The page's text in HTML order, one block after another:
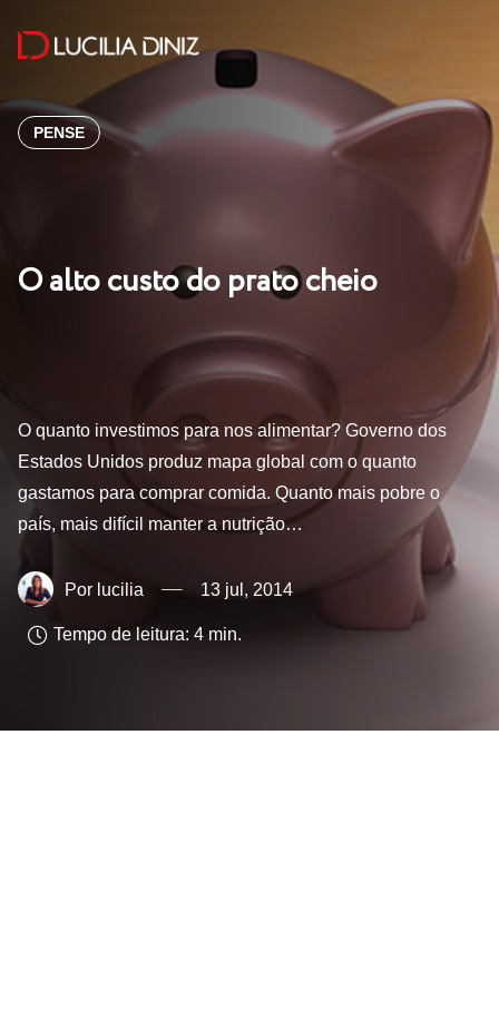
PENSE
O alto custo do prato cheio
O quanto investimos para nos alimentar? Governo dos
Estados Unidos produz mapa global com o quanto
gastamos para comprar comida. Quanto mais pobre o
país, mais difícil manter a nutrição…
lucilia 13 jul, 2014
Tempo de leitura: 4 min.